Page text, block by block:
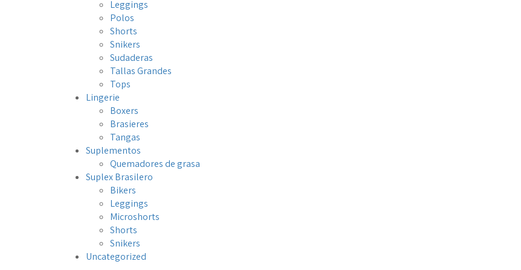
Leggings
Polos
Shorts
Snikers
Sudaderas
Tallas Grandes
Tops
Lingerie
Boxers
Brasieres
Tangas
Suplementos
Quemadores de grasa
Suplex Brasilero
Bikers
Leggings
Microshorts
Shorts
Snikers
Uncategorized